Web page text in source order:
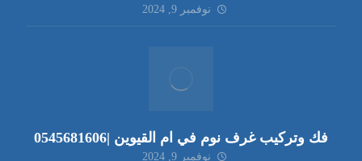
نوفمبر 9, 2024
فك وتركيب غرف نوم في ام القيوين |0545681606
نوفمبر 9, 2024